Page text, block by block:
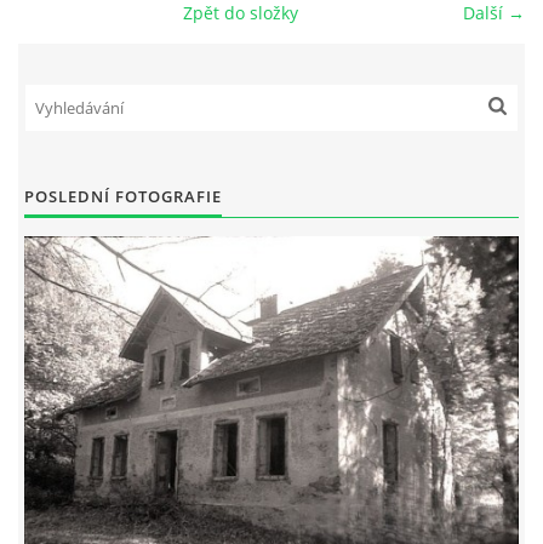
--------------------------------------------------------------
Tento projekt je realizován za finanční podpory
města Domažlice.
© 2026 eStránky.cz |Aktualizováno: 17. 7. 2026 |Nahoru ↑
Další →
Zpět do složky
POSLEDNÍ FOTOGRAFIE